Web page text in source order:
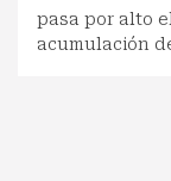
pasa por alto
acumulación